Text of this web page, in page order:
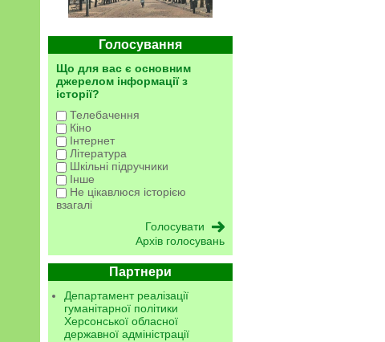
Голосування
Що для вас є основним
джерелом інформації з
історії?
Телебачення
Кіно
Інтернет
Література
Шкільні підручники
Інше
Не цікавлюся історією
взагалі
Архів голосувань
Партнери
Департамент реалізації
гуманітарної політики
Херсонської обласної
державної адміністрації